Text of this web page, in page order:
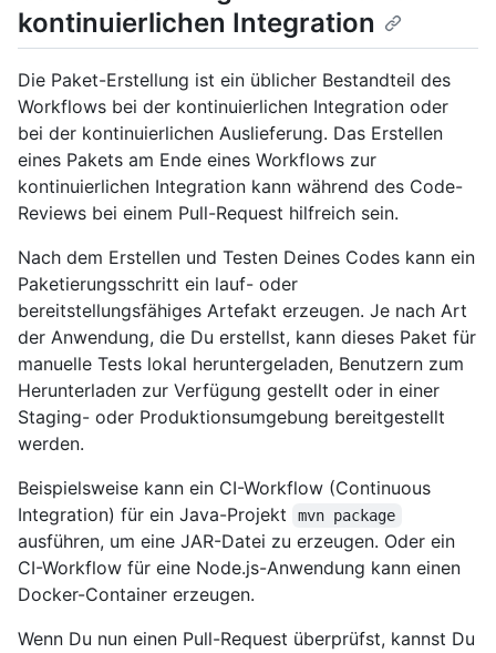
kontinuierlichen Integration
Die Paket-Erstellung ist ein üblicher Bestandteil des
Workflows bei der kontinuierlichen Integration oder
bei der kontinuierlichen Auslieferung. Das Erstellen
eines Pakets am Ende eines Workflows zur
kontinuierlichen Integration kann während des Code-
Reviews bei einem Pull-Request hilfreich sein.
Nach dem Erstellen und Testen Deines Codes kann ein
Paketierungsschritt ein lauf- oder
bereitstellungsfähiges Artefakt erzeugen. Je nach Art
der Anwendung, die Du erstellst, kann dieses Paket für
manuelle Tests lokal heruntergeladen, Benutzern zum
Herunterladen zur Verfügung gestellt oder in einer
Staging- oder Produktionsumgebung bereitgestellt
werden.
Beispielsweise kann ein CI-Workflow (Continuous
Integration) für ein Java-Projekt
mvn package
ausführen, um eine JAR-Datei zu erzeugen. Oder ein
CI-Workflow für eine Node.js-Anwendung kann einen
Docker-Container erzeugen.
Wenn Du nun einen Pull-Request überprüfst, kannst Du